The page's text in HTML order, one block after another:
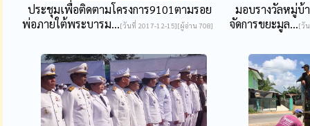
ประชุมเพื่อติดตามโครงการ9101ตามรอย
พ่อภายใต้พระบารม...[วันที่ 2017-12-15][ผู้อ่าน 708]
มอบรางวัลหมู่บ้
จัดการขยะมูล...[วั